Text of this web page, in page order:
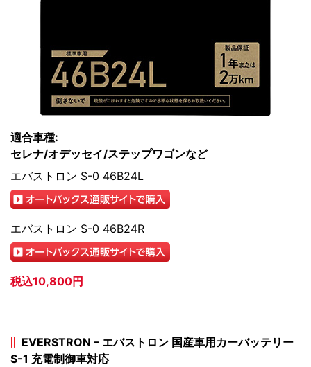
適合車種:
セレナ/オデッセイ/ステップワゴンなど
エバストロン S-0 46B24L
エバストロン S-0 46B24R
税込10,800円
EVERSTRON – エバストロン 国産車用カーバッテリー
S-1 充電制御車対応